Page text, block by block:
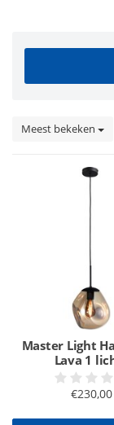
Meest bekeken
Master Light
Lava 1
€230,00